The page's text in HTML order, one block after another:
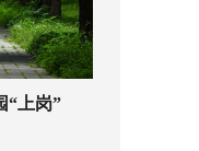
“上岗”